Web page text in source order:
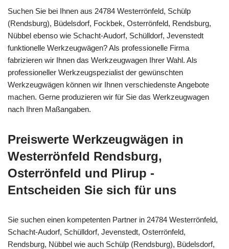
Suchen Sie bei Ihnen aus 24784 Westerrönfeld, Schülp
(Rendsburg), Büdelsdorf, Fockbek, Osterrönfeld, Rendsburg,
Nübbel ebenso wie Schacht-Audorf, Schülldorf, Jevenstedt
funktionelle Werkzeugwägen? Als professionelle Firma
fabrizieren wir Ihnen das Werkzeugwagen Ihrer Wahl. Als
professioneller Werkzeugspezialist der gewünschten
Werkzeugwägen können wir Ihnen verschiedenste Angebote
machen. Gerne produzieren wir für Sie das Werkzeugwagen
nach Ihren Maßangaben.
Preiswerte Werkzeugwägen in
Westerrönfeld Rendsburg,
Osterrönfeld und Plirup -
Entscheiden Sie sich für uns
Sie suchen einen kompetenten Partner in 24784 Westerrönfeld,
Schacht-Audorf, Schülldorf, Jevenstedt, Osterrönfeld,
Rendsburg, Nübbel wie auch Schülp (Rendsburg), Büdelsdorf,